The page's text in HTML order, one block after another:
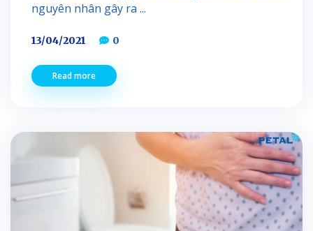
nguyên nhân gây ra ...
13/04/2021 0
Read more